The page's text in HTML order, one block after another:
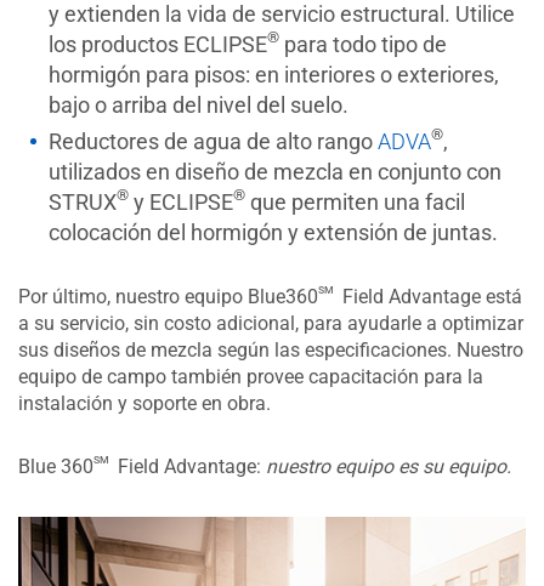
y extienden la vida de servicio estructural. Utilice
los productos ECLIPSE® para todo tipo de
hormigón para pisos: en interiores o exteriores,
bajo o arriba del nivel del suelo.
Reductores de agua de alto rangoADVA®,
utilizados en diseño de mezcla en conjunto con
STRUX® y ECLIPSE® que permiten una facil
colocación del hormigón y extensión de juntas.
Por último, nuestro equipo Blue360sm
Field Advantage está
a su servicio, sin costo adicional, para ayudarle a optimizar
sus diseños de mezcla según las especificaciones. Nuestro
equipo de campo también provee capacitación para la
instalación y soporte en obra.
Blue 360sm Field Advantage: nuestro equipo es su equipo.